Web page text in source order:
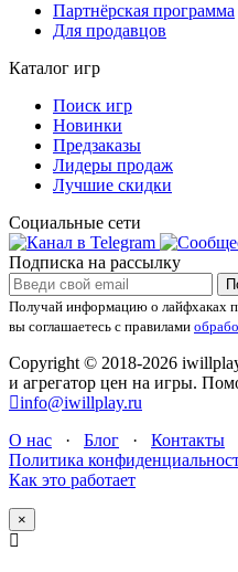
Партнёрская программа
Для продавцов
Каталог игр
Поиск игр
Новинки
Предзаказы
Лидеры продаж
Лучшие скидки
Социальные сети
Подписка на рассылку
Получай информацию о лайфхаках
вы соглашаетесь с правилами
Copyright © 2018-2026
и агрегатор цен на игры.
info@iwillplay.ru
О нас · Блог · Контакты
Политика
Как это работает
×